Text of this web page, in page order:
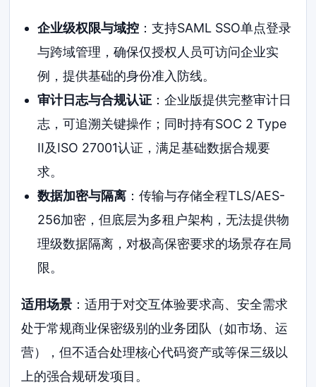
企业级权限与域控：支持SAML SSO单点登录
与跨域管理，确保仅授权人员可访问企业实
例，提供基础的身份准入防线。
审计日志与合规认证：企业版提供完整审计日
志，可追溯关键操作；同时持有SOC 2 Type
II及ISO 27001认证，满足基础数据合规要
求。
数据加密与隔离：传输与存储全程TLS/AES-
256加密，但底层为多租户架构，无法提供物
理级数据隔离，对极高保密要求的场景存在局
限。
适用场景 ：适用于对交互体验要求高、安全需求
处于常规商业保密级别的业务团队（如市场、运
营），但不适合处理核心代码资产或等保三级以
上的强合规研发项目。